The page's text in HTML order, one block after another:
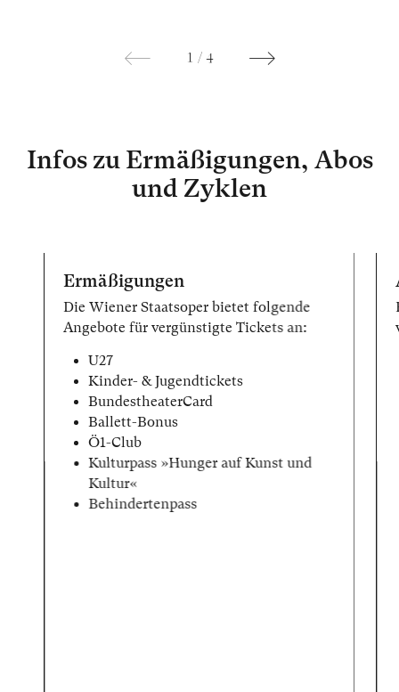
1 / 4
Infos zu Ermäßigungen, Abos
und Zyklen
Ermäßigungen
Die Wiener Staatsoper bietet folgende
Angebote für vergünstigte Tickets an:
U27
Kinder- & Jugendtickets
BundestheaterCard
Ballett-Bonus
Ö1-Club
Kulturpass »Hunger auf Kunst und
Kultur«
Behindertenpass